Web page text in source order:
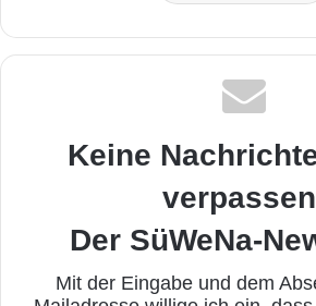
Keine
Der SüWeNa-
Mit der Eingabe und dem